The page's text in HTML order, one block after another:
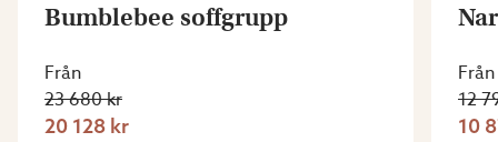
Bumblebee soffgrupp
Från
23 680 kr
20 128 kr
Från
12
10